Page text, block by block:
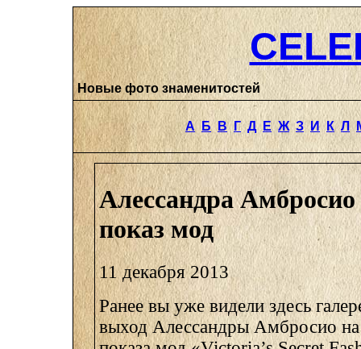
Новые фото знаменитостей
А Б В Г Д Е Ж З И К Л
Алессандра Амбросио
показ мод
11 декабря 2013
Ранее вы уже видели здесь
выход Алессандры Амбросио